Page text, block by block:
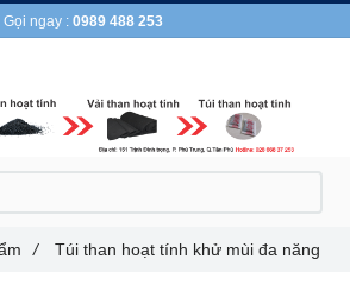
/ Túi than hoạt tính khử mùi đa năng
Gọi ngay : 0989 488 253